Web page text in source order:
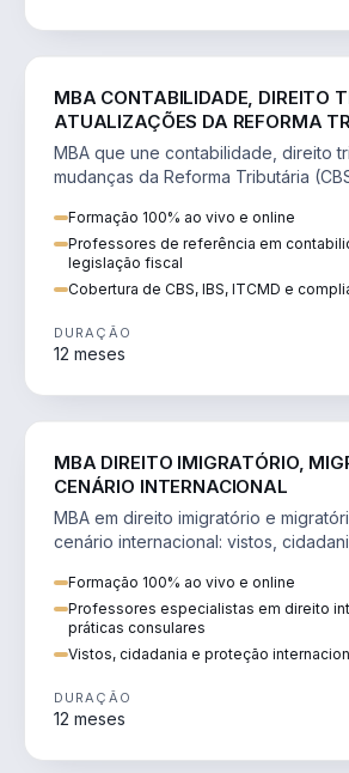
MBA CONTABILIDADE, DIREITO
ATUALIZAÇÕES DA REFORMA
MBA que une contabilidade, direito
mudanças da Reforma Tributária
Formação 100% ao vivo e online
Professores de referência em
legislação fiscal
Cobertura de CBS, IBS, ITCMD e
DURAÇÃO
12 meses
MBA DIREITO IMIGRATÓRIO,
CENÁRIO INTERNACIONAL
MBA em direito imigratório e
cenário internacional: vistos,
Formação 100% ao vivo e online
Professores especialistas em direito
práticas consulares
Vistos, cidadania e proteção
DURAÇÃO
12 meses